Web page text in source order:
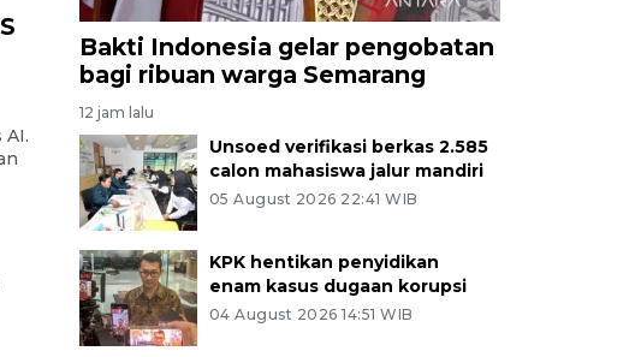
Bakti Indonesia gelar pengobatan
bagi ribuan warga Semarang
12 jam lalu
Unsoed verifikasi berkas 2.585
calon mahasiswa jalur mandiri
05 August 2026 22:41 WIB
KPK hentikan penyidikan
enam kasus dugaan korupsi
04 August 2026 14:51 WIB